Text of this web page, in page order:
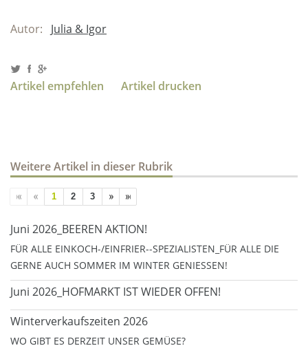
Autor: Julia & Igor
Artikel empfehlen Artikel drucken
Weitere Artikel in dieser Rubrik
1 2 3
Juni 2026_BEEREN AKTION!
FÜR ALLE EINKOCH-/EINFRIER--SPEZIALISTEN_FÜR ALLE DIE
GERNE AUCH SOMMER IM WINTER GENIESSEN!
Juni 2026_HOFMARKT IST WIEDER OFFEN!
Winterverkaufszeiten 2026
WO GIBT ES DERZEIT UNSER GEMÜSE?